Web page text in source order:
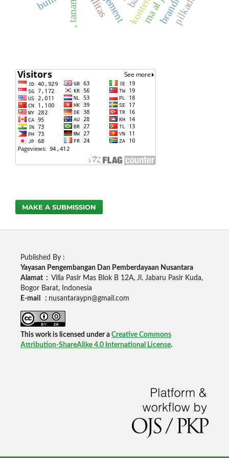
pilkada
MAKE A SUBMISSION
Published By :
Yayasan Pengembangan Dan Pemberdayaan Nusantara
Alamat : Villa Pasir Mas Blok B 12A, Jl. Jabaru Pasir Kuda,
Bogor Barat, Indonesia
E-mail : nusantaraypn@gmail.com
This work is licensed under a Creative Commons
Attribution-ShareAlike 4.0 International License.